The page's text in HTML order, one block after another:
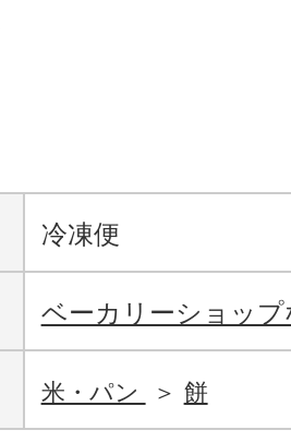
冷凍便
ベーカリーショッ
米・パン 餅